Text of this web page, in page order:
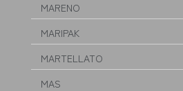
MARENO
MARIPAK
MARTELLATO
MAS